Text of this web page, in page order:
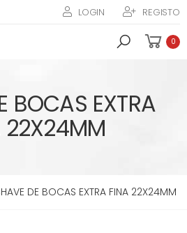
LOGIN REGISTO
menu 0
BOCAS EXTRA
22X24MM
DE BOCAS EXTRA FINA 22X24MM